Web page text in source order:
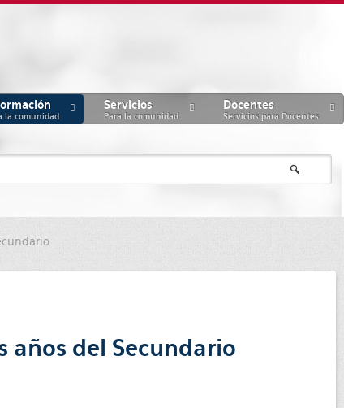
la comunidad
Servicios
Para la comunidad
Docentes
Servicios para Docentes
años del Secundario